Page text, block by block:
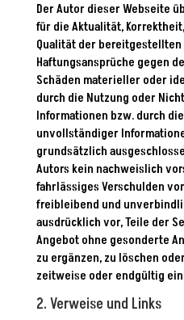
Der Autor dieser Webseite
für die Aktualität,
Qualität der
Haftungsansprüche gegen
Schäden materieller oder
durch die Nutzung oder
Informationen bzw. durch
unvollständiger
grundsätzlich
Autors kein nachweislich
fahrlässiges Verschulden
freibleibend und
ausdrücklich vor, Teile der
Angebot ohne gesonderte
zu ergänzen, zu löschen
zeitweise oder endgültig
2. Verweise und Links